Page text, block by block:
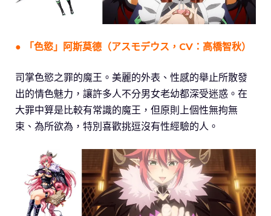
● 「色慾」阿斯莫德（アスモデウス，CV：高橋智秋）
司掌色慾之罪的魔王。美麗的外表、性感的舉止所散發
出的情色魅力，讓許多人不分男女老幼都深受迷惑。在
大罪中算是比較有常識的魔王，但原則上個性無拘無
束、為所欲為，特別喜歡挑逗沒有性經驗的人。